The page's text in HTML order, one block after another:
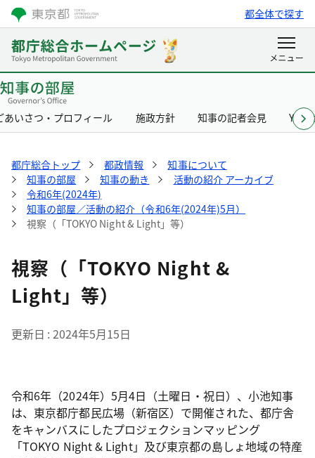
都全体で探す
あいさつ・プロフィール 施政方針 知事の記者会見
都庁総合トップ 都政情報
知事について
知事の部屋
知事の動き
活動の紹介 アーカイブ
令和6年(2024年)
知事の部屋／活動の紹介（令和6年(2024年)5月）
視察（「TOKYO Night & Light」等）
視察（「TOKYO Night &
Light」等）
更新日 2024年5月15日
令和6年（2024年）5月4日（土曜日・祝日）、小池知事
は、東京都庁都民広場（新宿区）で開催された、都庁舎
をキャンバスにしたプロジェクションマッピング
「TOKYO Night & Light」及び東京都の島しょ地域の特産